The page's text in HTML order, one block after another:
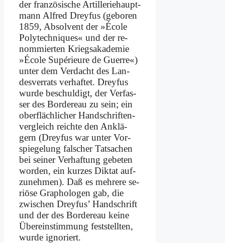
der fran­zö­si­sche Ar­til­le­rie­haupt­
mann Al­fred Drey­fus (ge­bo­ren
1859, Ab­sol­vent der »Éco­le
Po­ly­tech­ni­ques« und der re­
nom­mier­ten Kriegs­aka­de­mie
»Éco­le Supé­ri­eu­re de Guer­re«)
un­ter dem Ver­dacht des Lan­
des­ver­rats ver­haf­tet. Drey­fus
wur­de be­schul­digt, der Ver­fas­
ser des Bor­de­reau zu sein; ein
ober­fläch­li­cher Hand­schrif­ten­
ver­gleich reich­te den An­klä­
gern (Drey­fus war un­ter Vor­
spie­ge­lung fal­scher Tat­sa­chen
bei sei­ner Ver­haf­tung ge­be­ten
wor­den, ein kur­zes Dik­tat auf­
zu­neh­men). Daß es meh­re­re se­
riö­se Gra­pho­lo­gen gab, die
zwi­schen Drey­fus’ Hand­schrift
und der des Bor­de­reau kei­ne
Über­ein­stim­mung fest­stell­ten,
wur­de igno­riert.